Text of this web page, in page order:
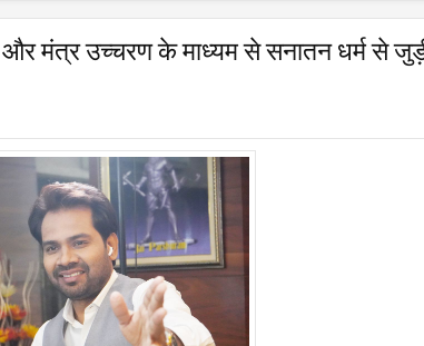
और मंत्र उच्चरण के माध्यम से सनातन धर्म से